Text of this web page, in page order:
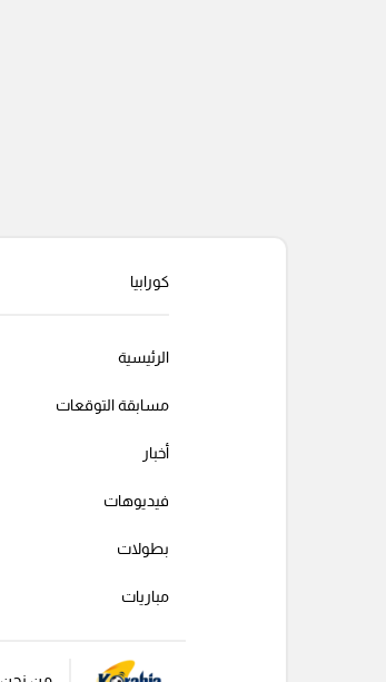
كورابيا
الرئيسية
مسابقة التوقعات
أخبار
فيديوهات
بطولات
مباريات